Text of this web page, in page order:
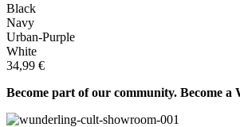
Black
Navy
Urban-Purple
White
34,99 €
Become part of our community. Become